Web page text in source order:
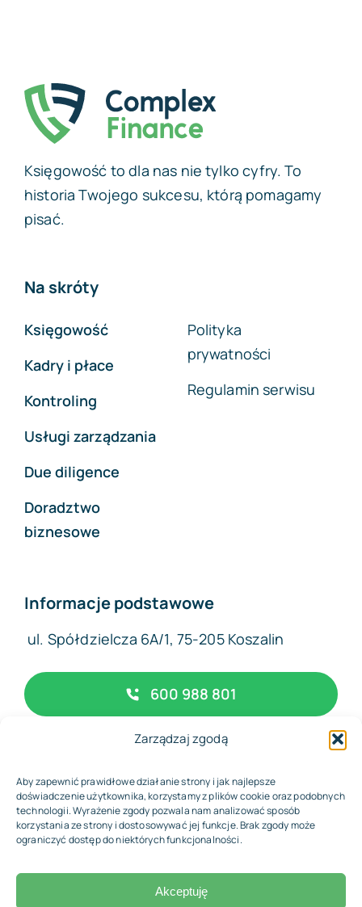
Zarządzaj zgodą
Aby zapewnić prawidłowe działanie strony i jak najlepsze
doświadczenie użytkownika, korzystamy z plików cookie oraz podobnych
technologii. Wyrażenie zgody pozwala nam analizować sposób
korzystania ze strony i dostosowywać jej funkcje. Brak zgody może
ograniczyć dostęp do niektórych funkcjonalności.
Akceptuję
Księgowość to dla nas nie tylko cyfry. To
historia Twojego sukcesu, którą pomagamy
pisać.
Na skróty
Księgowość
Kadry i płace
Kontroling
Usługi zarządzania
Due diligence
Doradztwo
biznesowe
Polityka
prywatności
Regulamin serwisu
Informacje podstawowe
ul. Spółdzielcza 6A/1, 75-205 Koszalin
600 988 801
biuro@complexfinance.pl
© 2026 • Biuro Rachunkowe Complex Finance